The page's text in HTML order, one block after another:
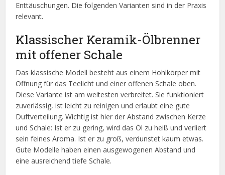
Enttäuschungen. Die folgenden Varianten sind in der Praxis
relevant.
Klassischer Keramik-Ölbrenner
mit offener Schale
Das klassische Modell besteht aus einem Hohlkörper mit
Öffnung für das Teelicht und einer offenen Schale oben.
Diese Variante ist am weitesten verbreitet. Sie funktioniert
zuverlässig, ist leicht zu reinigen und erlaubt eine gute
Duftverteilung. Wichtig ist hier der Abstand zwischen Kerze
und Schale: Ist er zu gering, wird das Öl zu heiß und verliert
sein feines Aroma. Ist er zu groß, verdunstet kaum etwas.
Gute Modelle haben einen ausgewogenen Abstand und
eine ausreichend tiefe Schale.